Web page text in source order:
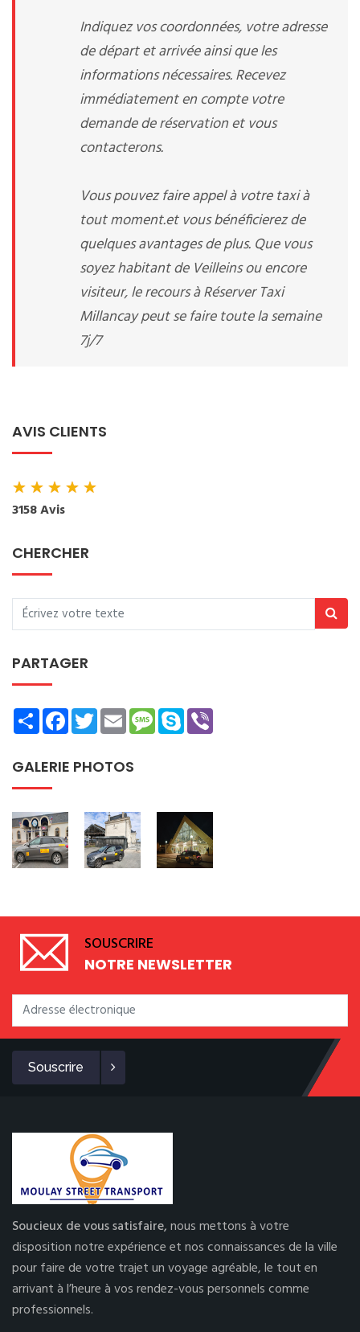
Indiquez vos coordonnées, votre adresse
de départ et arrivée ainsi que les
informations nécessaires. Recevez
immédiatement en compte votre
demande de réservation et vous
contacterons.
Vous pouvez faire appel à votre taxi à
tout moment.et vous bénéficierez de
quelques avantages de plus. Que vous
soyez habitant de Veilleins ou encore
visiteur, le recours à Réserver Taxi
Millancay peut se faire toute la semaine
7j/7
AVIS CLIENTS
★★★★★
3158 Avis
CHERCHER
PARTAGER
ShareFacebookTwitterEmailMessage
Skype
GALERIE PHOTOS
SOUSCRIRE
NOTRE NEWSLETTER
Souscrire
Soucieux de vous satisfaire,nous mettons à votre
disposition notre expérience et nos connaissances de la ville
pour faire de votre trajet un voyage agréable, le tout en
arrivant à l’heure à vos rendez-vous personnels comme
professionnels.